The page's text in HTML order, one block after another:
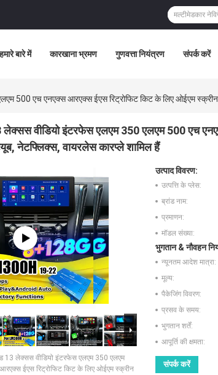
हमारे बारे में कारखाना भ्रमण गुणवत्ता नियंत्रण संपर्क करें
500 एच एनएक्स आरएक्स ईएस रिट्रोफिट किट के लिए ओईएम
लेक्सस वीडियो इंटरफेस एलएम 350 एलएम 500 एच
नेटफ्लिक्स, वायरलेस कारप्ले शामिल हैं
13 लेक्सस वीडियो इंटरफेस एलएम 350 एलएम
ईएस रिट्रोफिट किट के लिए ओईएम स्क्रीन
उत्पाद विवरण:
उत्पत्ति के प्लेस:
ब्रांड नाम:
प्रमाणन:
मॉडल संख्या:
भुगतान & नौवहन
न्यूनतम आदेश मात्रा:
मूल्य:
पैकेजिंग विवरण:
प्रसव के समय:
भुगतान शर्तें:
आपूर्ति की क्षमता:
संपर्क करें